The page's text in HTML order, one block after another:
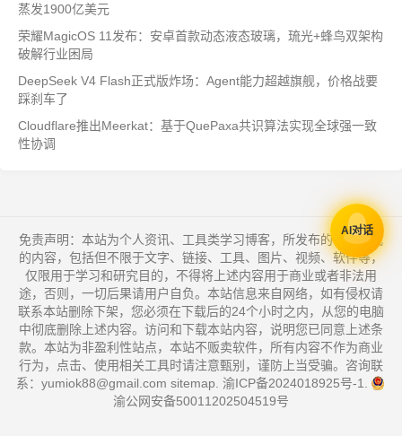
蒸发1900亿美元
荣耀MagicOS 11发布：安卓首款动态液态玻璃，琉光+蜂鸟双架构
破解行业困局
DeepSeek V4 Flash正式版炸场：Agent能力超越旗舰，价格战要
踩刹车了
Cloudflare推出Meerkat：基于QuePaxa共识算法实现全球强一致
性协调
免责声明：本站为个人资讯、工具类学习博客，所发布的一切形式
的内容，包括但不限于文字、链接、工具、图片、视频、软件等，
仅限用于学习和研究目的，不得将上述内容用于商业或者非法用
途，否则，一切后果请用户自负。本站信息来自网络，如有侵权请
联系本站删除下架，您必须在下载后的24个小时之内，从您的电脑
中彻底删除上述内容。访问和下载本站内容，说明您已同意上述条
款。本站为非盈利性站点，本站不贩卖软件，所有内容不作为商业
行为，点击、使用相关工具时请注意甄别，谨防上当受骗。咨询联
系：yumiok88@gmail.com sitemap 渝ICP备2024018925号-1
渝公网安备50011202504519号
AI对话